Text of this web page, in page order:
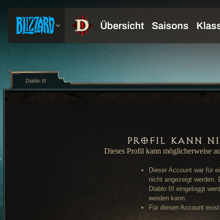
Profil kann
Dieses Profil kann möglicherweise
Dieser Account war für
nicht angezeigt werden.
Diablo III eingeloggt
werden kann.
Für diesen Account
Diablo III